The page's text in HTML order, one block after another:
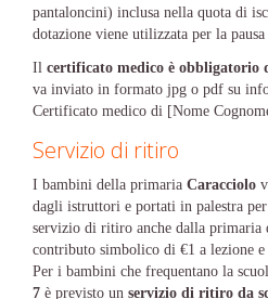
pantaloncini) inclusa nella quota di
dotazione viene utilizzata per la pausa
Il certificato medico è obbligatorio
va inviato in formato jpg o pdf su
Certificato medico di [Nome
Servizio di ritiro
I bambini della primaria Caracciolo
dagli istruttori e portati in palestra
servizio di ritiro anche dalla primaria
contributo simbolico di €1 a lezione
Per i bambini che frequentano la
7 è previsto un servizio di ritiro da